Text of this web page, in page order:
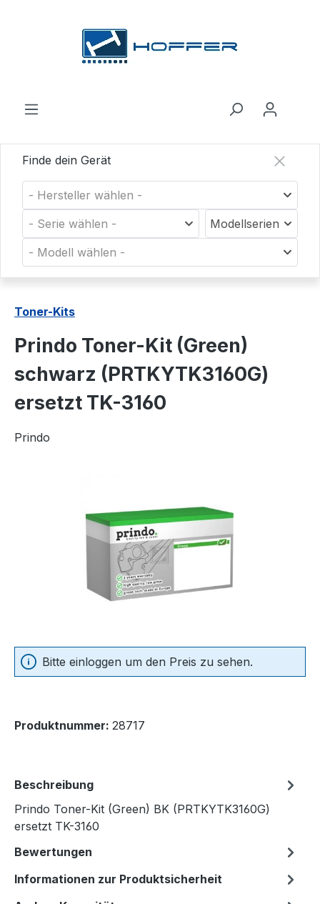
Finde dein Gerät
- Hersteller wählen -
- Serie wählen -
Modellserien
- Modell wählen -
Toner-Kits
Prindo Toner-Kit (Green)
schwarz (PRTKYTK3160G)
ersetzt TK-3160
Prindo
Bitte einloggen um den Preis zu sehen.
Produktnummer: 28717
Beschreibung
Prindo Toner-Kit (Green) BK (PRTKYTK3160G)
ersetzt TK-3160
Bewertungen
Informationen zur Produktsicherheit